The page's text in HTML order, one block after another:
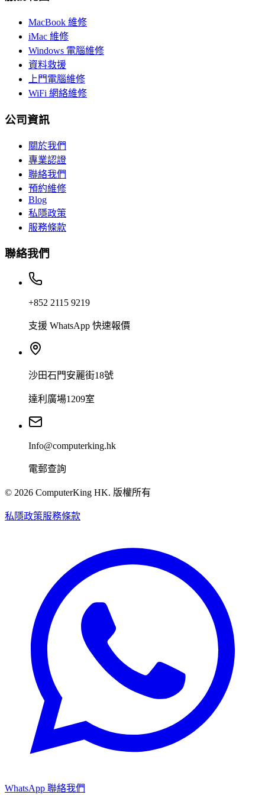
MacBook 維修
iMac 維修
Windows 電腦維修
資料救援
上門電腦維修
WiFi 網絡維修
公司資訊
關於我們
專業認證
聯絡我們
預約維修
Blog
私隱政策
服務條款
聯絡我們
+852 2115 9219
支援 WhatsApp 快速報價
沙田石門安麗街18號
達利廣場1209室
Info@computerking.hk
電郵查詢
© 2026 ComputerKing HK. 版權所有
私隱政策服務條款
WhatsApp 聯絡我們